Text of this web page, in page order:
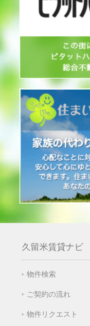
久留米賃貸ナビ
物件検索
ご契約の流れ
物件リクエスト